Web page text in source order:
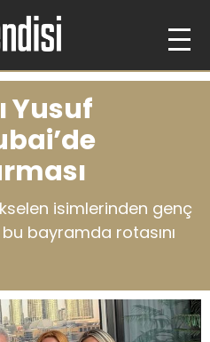
Yusuf
isimlerinden genç
bayramda rotasını